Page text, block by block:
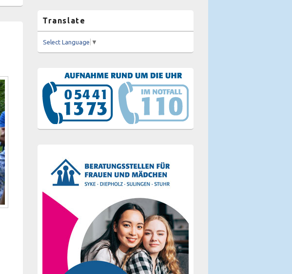
Translate
Select Language ▼